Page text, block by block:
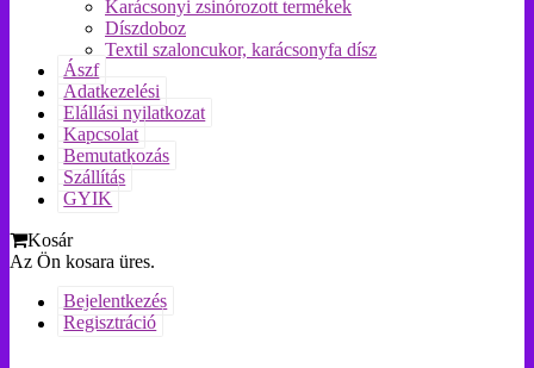
Karácsonyi zsinórozott termékek
Díszdoboz
Textil szaloncukor, karácsonyfa dísz
Ászf
Adatkezelési
Elállási nyilatkozat
Kapcsolat
Bemutatkozás
Szállítás
GYIK
Kosár
Az Ön kosara üres.
Bejelentkezés
Regisztráció